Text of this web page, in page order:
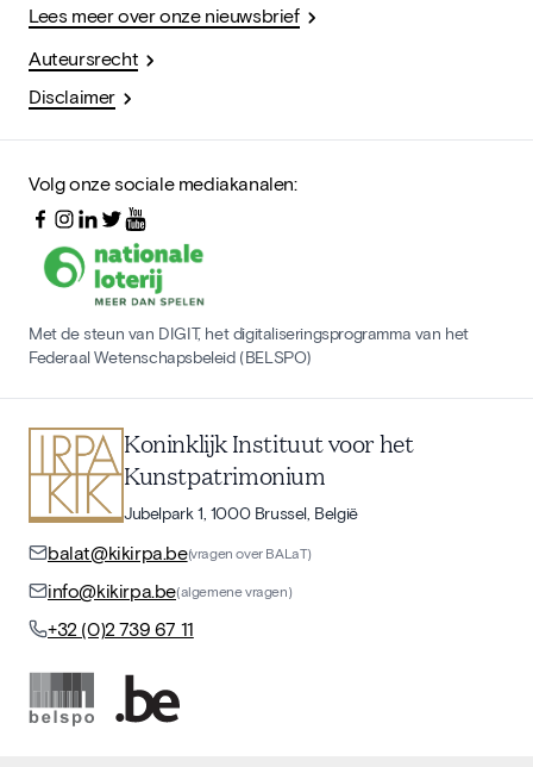
Lees meer over onze nieuwsbrief
Auteursrecht
Disclaimer
Volg onze sociale mediakanalen:
Met de steun van DIGIT, het digitaliseringsprogramma van het
Federaal Wetenschapsbeleid (BELSPO)
Koninklijk Instituut voor het
Kunstpatrimonium
Jubelpark 1, 1000 Brussel, België
balat@kikirpa.be(vragen over BALaT)
info@kikirpa.be(algemene vragen)
+32 (0)2 739 67 11